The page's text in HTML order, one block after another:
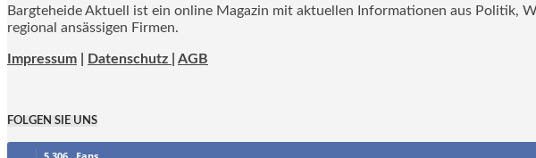
Bargteheide Aktuell ist ein online Magazin mit aktuellen Informationen aus Politik,
regional ansässigen Firmen.
Impressum Datenschutz | AGB
FOLGEN SIE UNS